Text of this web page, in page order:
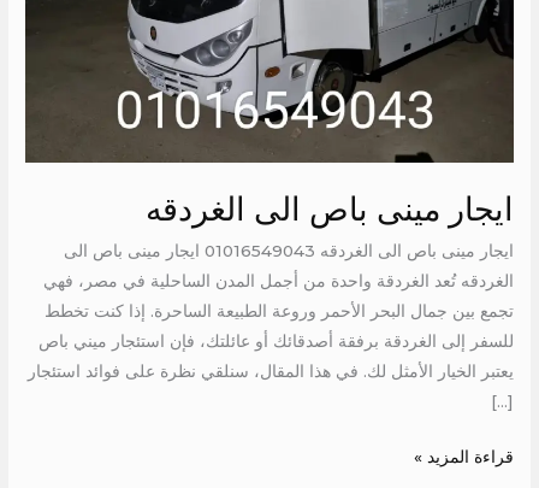
ايجار مينى باص الى الغردقه
ايجار مينى باص الى الغردقه 01016549043 ايجار مينى باص الى
الغردقه تُعد الغردقة واحدة من أجمل المدن الساحلية في مصر، فهي
تجمع بين جمال البحر الأحمر وروعة الطبيعة الساحرة. إذا كنت تخطط
للسفر إلى الغردقة برفقة أصدقائك أو عائلتك، فإن استئجار ميني باص
يعتبر الخيار الأمثل لك. في هذا المقال، سنلقي نظرة على فوائد استئجار
[…]
قراءة المزيد »